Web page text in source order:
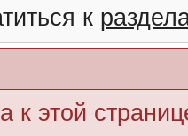
к
к этой